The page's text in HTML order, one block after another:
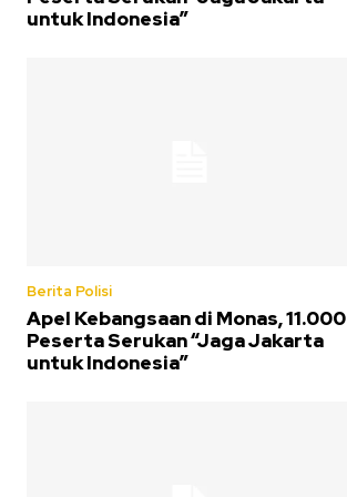
untuk Indonesia”
Berita Polisi
Apel Kebangsaan di Monas, 11.000
Peserta Serukan “Jaga Jakarta
untuk Indonesia”